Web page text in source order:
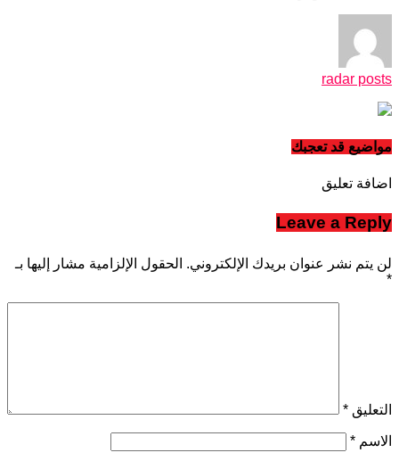
radar posts
مواضيع قد تعجبك
اضافة تعليق
Leave a Reply
لن يتم نشر عنوان بريدك الإلكتروني. الحقول الإلزامية مشار إليها بـ
*
التعليق *
الاسم *